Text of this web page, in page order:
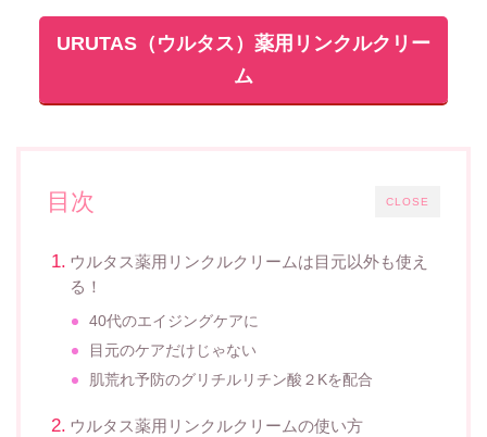
URUTAS（ウルタス）薬用リンクルクリー
ム
CLOSE
目次
ウルタス薬用リンクルクリームは目元以外も使え
る！
40代のエイジングケアに
目元のケアだけじゃない
肌荒れ予防のグリチルリチン酸２Kを配合
ウルタス薬用リンクルクリームの使い方